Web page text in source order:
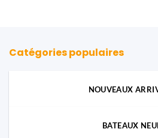
Catégories populaires
NOUVEAUX
BATEAUX